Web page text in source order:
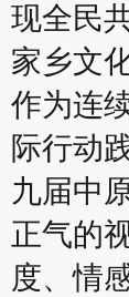
现全民
家乡文
作为连
际行动
九届中
正气的
度、情